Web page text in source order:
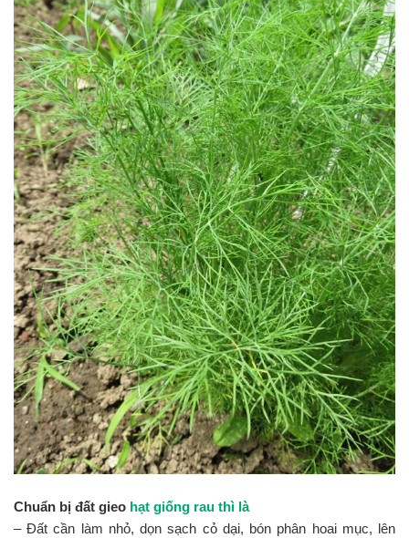
n
Chuẩn bị đất gieo hạt giống rau thì là
– Đất cần làm nhỏ, dọn sạch cỏ dại, bón phân hoai mục, lên